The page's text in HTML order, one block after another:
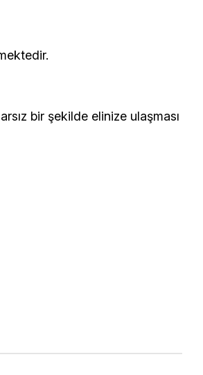
gönderilmektedir.
bir şekilde elinize ulaşması